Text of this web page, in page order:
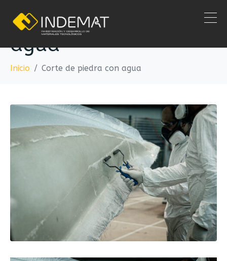
Corte de piedra con
agua
Inicio Corte de piedra con agua